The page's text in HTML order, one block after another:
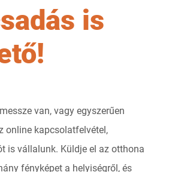
is
van, vagy egyszerűen
online kapcsolatfelvétel,
is vállalunk. Küldje el az otthona
fényképet a helyiségről, és